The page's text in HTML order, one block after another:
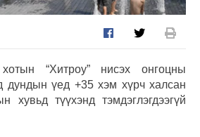
“Хитроу” нисэх онгоцны
дундын үед +35 хэм хүрч халсан
хувьд түүхэнд тэмдэглэгдээгүй